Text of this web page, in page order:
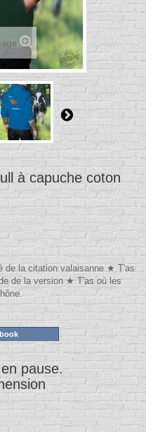
à capuche coton
de la citation valaisanne ★ T'as
de la version ★ T'as où les
pause.